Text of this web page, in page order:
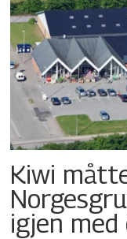
Kiwi
igjen med